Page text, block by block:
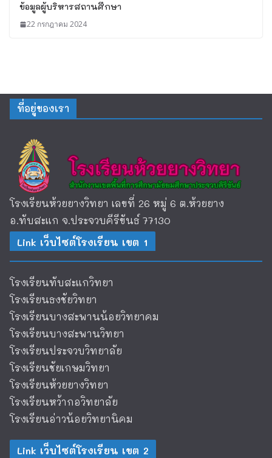
ข้อมูลผู้บริหารสถานศึกษา
22 กรกฎาคม 2024
ที่อยู่ของเรา
โรงเรียนห้วยยางวิทยา เลขที่ 26 หมู่ 6 ต.ห้วยยาง
อ.ทับสะแก จ.ประจวบคีรีขันธ์ 77130
Link เว็บไซต์โรงเรียน เขต 1
โรงเรียนทับสะแกวิทยา
โรงเรียนธงชัยวิทยา
โรงเรียนบางสะพานน้อยวิทยาคม
โรงเรียนบางสะพานวิทยา
โรงเรียนประจวบวิทยาลัย
โรงเรียนชัยเกษมวิทยา
โรงเรียนห้วยยางวิทยา
โรงเรียนหว้ากอวิทยาลัย
โรงเรียนอ่าวน้อยวิทยานิคม
Link เว็บไซต์โรงเรียน เขต 2